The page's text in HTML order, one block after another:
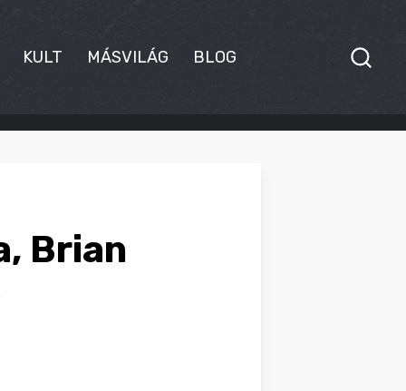
KULT MÁSVILÁG BLOG
Brian